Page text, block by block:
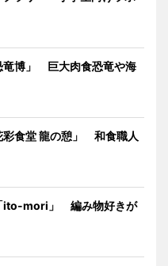
竜博」 巨大肉食恐竜や海
彩食堂 龍の憩」 和食職人
ito-mori」 編み物好きが